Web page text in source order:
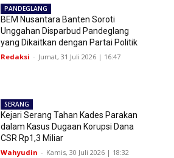
PANDEGLANG
BEM Nusantara Banten Soroti
Unggahan Disparbud Pandeglang
yang Dikaitkan dengan Partai Politik
Redaksi - Jumat, 31 Juli 2026 | 16:47
SERANG
Kejari Serang Tahan Kades Parakan
dalam Kasus Dugaan Korupsi Dana
CSR Rp1,3 Miliar
Wahyudin - Kamis, 30 Juli 2026 | 18:32